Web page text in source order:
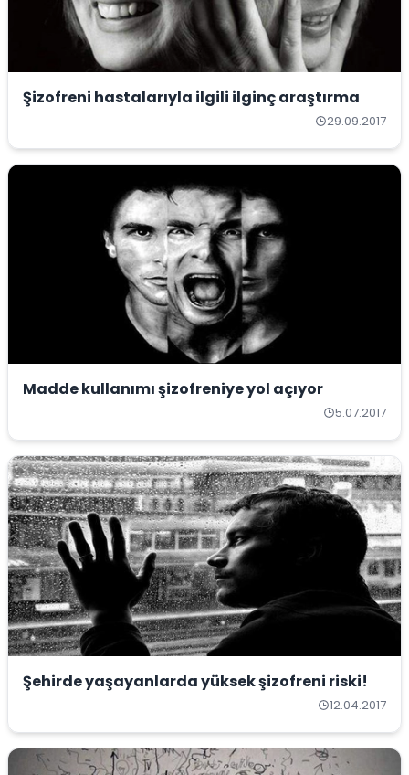
Şizofreni hastalarıyla ilgili ilginç araştırma
29.09.2017
Madde kullanımı şizofreniye yol açıyor
5.07.2017
Şehirde yaşayanlarda yüksek şizofreni riski!
12.04.2017